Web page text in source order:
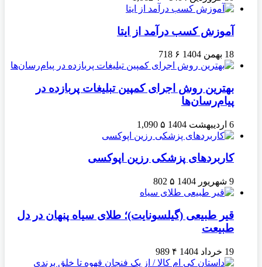
آموزش کسب درآمد از ایتا
18 بهمن 1404 ۶ 718
بهترین روش اجرای کمپین تبلیغات پربازده در
پیام‌رسان‌ها
6 اردیبهشت 1404 ۵ 1,090
کاربردهای پزشکی رزین اپوکسی
9 شهریور 1404 ۵ 802
قیر طبیعی (گیلسونایت)؛ طلای سیاه پنهان در دل
طبیعت
19 خرداد 1404 ۴ 989